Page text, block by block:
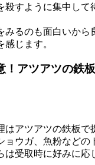
殺すように集中して
みるのも面白いから
じます。
！アツアツの鉄
はアツアツの鉄板で
ョウガ、魚粉などの
は受取時に好みに応